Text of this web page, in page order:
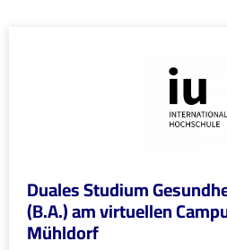
Duales Studium
(B.A.) am virtuellen
Mühldorf